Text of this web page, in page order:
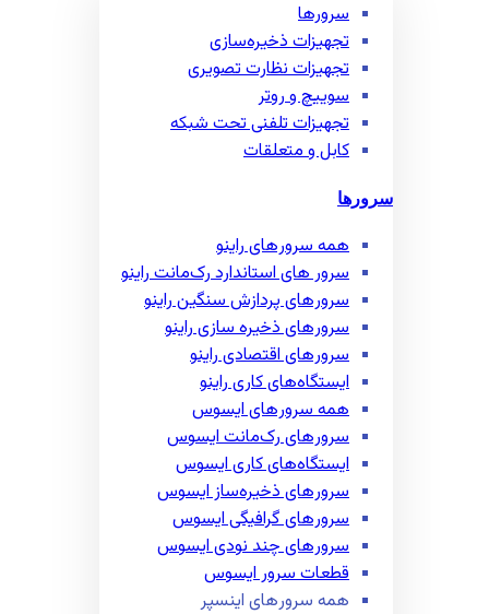
سرورها
تجهیزات ذخیره‌سازی
تجهیزات نظارت تصویری
سوییچ و روتر
تجهیزات تلفنی تحت شبکه
کابل و متعلقات
سرورها
همه سرور‌های راینو
سرور ‌های استاندارد رک‌مانت راینو
سرور‌های پردازش سنگین راینو
سرور‌های ذخیره سازی راینو
سرور‌های اقتصادی راینو
ایستگاه‌های کاری راینو
همه سرور‌های ایسوس
سرور‌های رک‌مانت ایسوس
ایستگاه‌های کاری ایسوس
سرور‌های ذخیره‌ساز ایسوس
سرور‌های گرافیگی ایسوس
سرور‌های چند نودی ایسوس
قطعات سرور ایسوس
همه سرور‌های اینسپر